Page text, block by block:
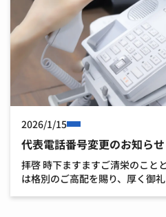
2026/1/15
代表電話番号変更のお知らせ
拝啓 時下ますますご清栄のこと
は格別のご高配を賜り、厚く御